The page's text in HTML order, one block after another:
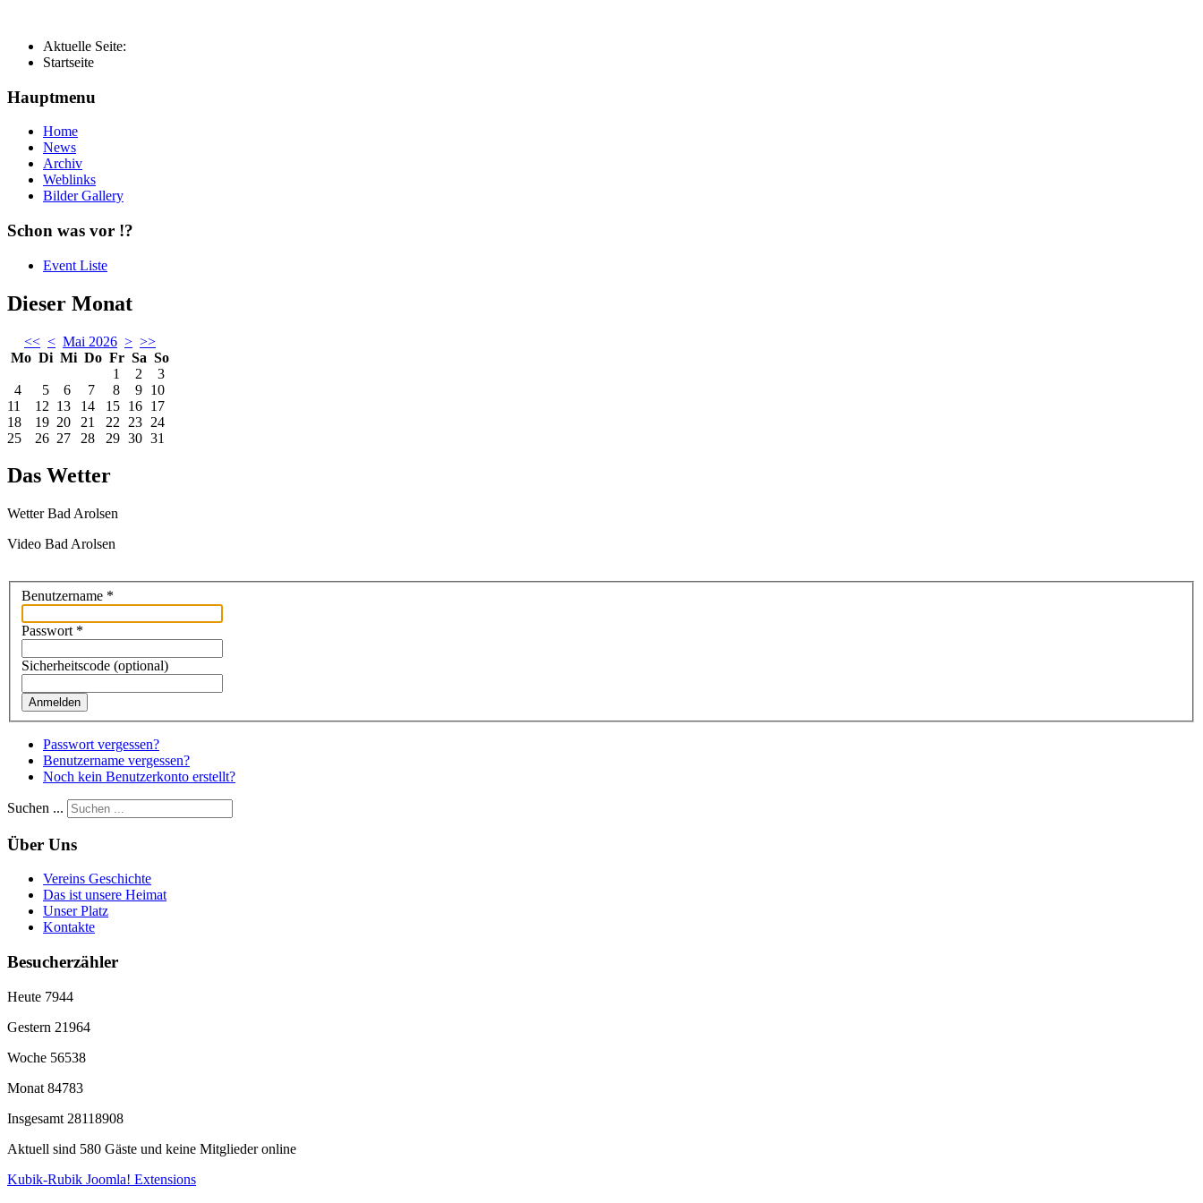
Aktuelle Seite:
Startseite
Hauptmenu
Home
News
Archiv
Weblinks
Bilder Gallery
Schon was vor !?
Event Liste
Dieser Monat
<< < Mai 2026 > >>
Mo Di Mi Do Fr Sa So
1
2
3
4
5 6 7 8 9 10
11
12 13 14 15 16 17
18
19 20 21 22 23 24
25
26 27 28 29 30 31
Das Wetter
Wetter Bad Arolsen
Video Bad Arolsen
Benutzername *
Passwort *
Sicherheitscode (optional)
Anmelden
Passwort vergessen?
Benutzername vergessen?
Noch kein Benutzerkonto erstellt?
Suchen ...
Über Uns
Vereins Geschichte
Das ist unsere Heimat
Unser Platz
Kontakte
Besucherzähler
Heute 7944
Gestern 21964
Woche 56538
Monat 84783
Insgesamt 28118908
Aktuell sind 580 Gäste und keine Mitglieder online
Kubik-Rubik Joomla! Extensions